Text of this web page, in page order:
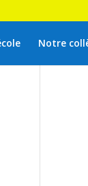
Notre